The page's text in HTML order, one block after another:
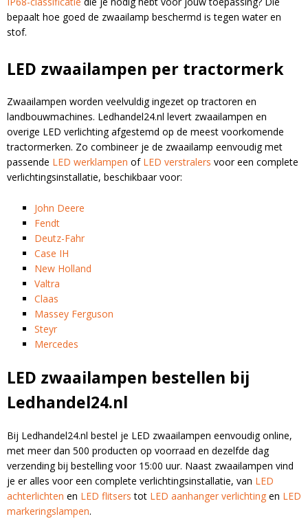
bepaalt hoe goed de zwaailamp beschermd is tegen water en
stof.
LED zwaailampen per tractormerk
Zwaailampen worden veelvuldig ingezet op tractoren en
landbouwmachines. Ledhandel24.nl levert zwaailampen en
overige LED verlichting afgestemd op de meest voorkomende
tractormerken. Zo combineer je de zwaailamp eenvoudig met
passende LED werklampen of LED verstralers voor een complete
verlichtingsinstallatie, beschikbaar voor:
John Deere
Fendt
Deutz-Fahr
Case IH
New Holland
Valtra
Claas
Massey Ferguson
Steyr
Mercedes
LED zwaailampen bestellen bij
Ledhandel24.nl
Bij Ledhandel24.nl bestel je LED zwaailampen eenvoudig online,
met meer dan 500 producten op voorraad en dezelfde dag
verzending bij bestelling voor 15:00 uur. Naast zwaailampen vind
je er alles voor een complete verlichtingsinstallatie, van LED
achterlichten en LED flitsers tot LED aanhanger verlichting en LED
markeringslampen.